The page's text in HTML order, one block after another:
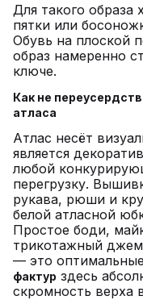
Для такого
пятки или
Обувь на плоской
образ намеренно
ключе.
Как не
атласа
Атлас несёт
является
любой
перегрузку.
рукава, рюши и
белой атласной
Простое боди,
трикотажный
— это
фактур здесь
скромность верха